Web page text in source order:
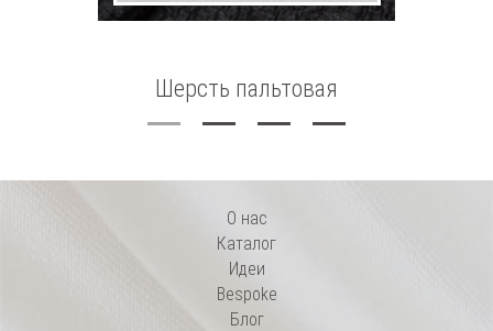
Шерсть пальтовая
О нас
Каталог
Идеи
Bespoke
Блог